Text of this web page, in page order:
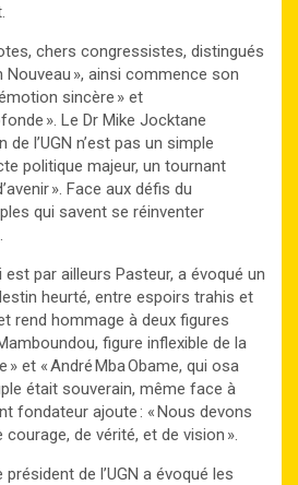
chers congressistes, distingués
Nouveau », ainsi commence son
sincère » et
». Le Dr Mike Jocktane
l’UGN n’est pas un simple
politique majeur, un tournant
». Face aux défis du
qui savent se réinventer
est par ailleurs Pasteur, a évoqué un
heurté, entre espoirs trahis et
rend hommage à deux figures
figure inflexible de la
» et « André Mba Obame, qui osa
était souverain, même face à
fondateur ajoute : « Nous devons
de vérité, et de vision ».
de l’UGN a évoqué les